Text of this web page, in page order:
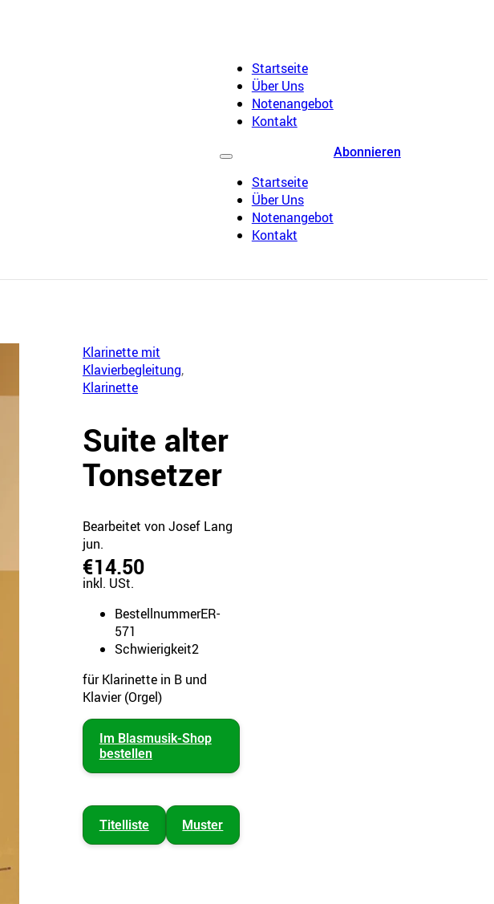
Startseite
Über Uns
Notenangebot
Kontakt
Startseite
Über Uns
Notenangebot
Kontakt
Abonnieren
Klarinette mit
Klavierbegleitung,
Klarinette
Suite alter
Tonsetzer
Bearbeitet von Josef Lang
jun.
€14.50
inkl. USt.
BestellnummerER-
571
Schwierigkeit2
für Klarinette in B und
Klavier (Orgel)
Im Blasmusik-Shop
bestellen
Titelliste Muster